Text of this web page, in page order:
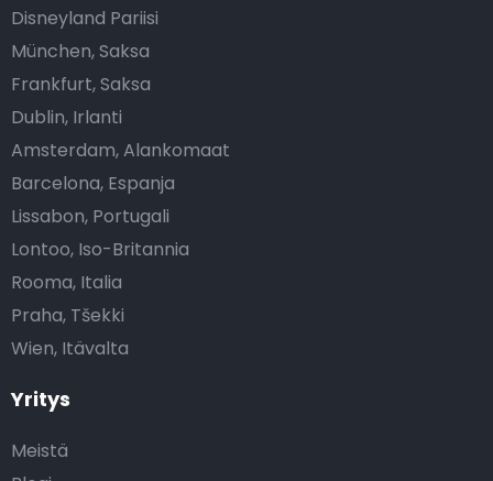
Yritys
Meistä
Disneyland Pariisi
München, Saksa
Frankfurt, Saksa
Dublin, Irlanti
Amsterdam, Alankomaat
Barcelona, Espanja
Lissabon, Portugali
Lontoo, Iso-Britannia
Rooma, Italia
Praha, Tšekki
Wien, Itävalta